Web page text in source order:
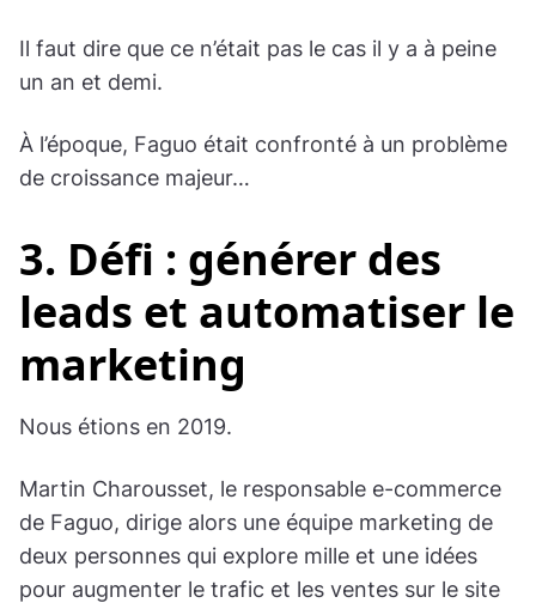
Il faut dire que ce n’était pas le cas il y a à peine
un an et demi.
À l’époque, Faguo était confronté à un problème
de croissance majeur…
3. Défi : générer des
leads et automatiser le
marketing
Nous étions en 2019.
Martin Charousset, le responsable e-commerce
de Faguo, dirige alors une équipe marketing de
deux personnes qui explore mille et une idées
pour augmenter le trafic et les ventes sur le site